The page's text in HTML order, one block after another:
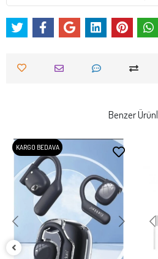
Benzer
KARGO BEDAVA